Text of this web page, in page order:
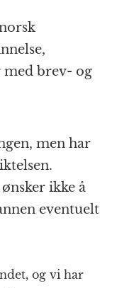
med brev- og
men har
ikke å
eventuelt
og vi har